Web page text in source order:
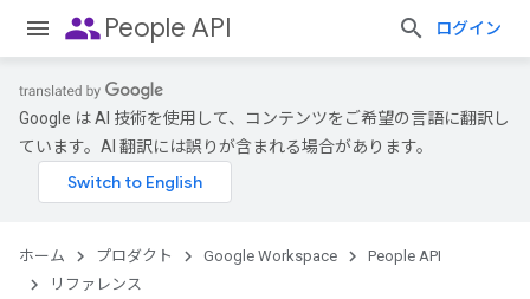
peoplePeople API ログイン
Google は AI 技術を使用して、コンテンツをご希望の言語に翻訳し
ています。AI 翻訳には誤りが含まれる場合があります。
ホーム プロダクト Google Workspace
People API
リファレンス